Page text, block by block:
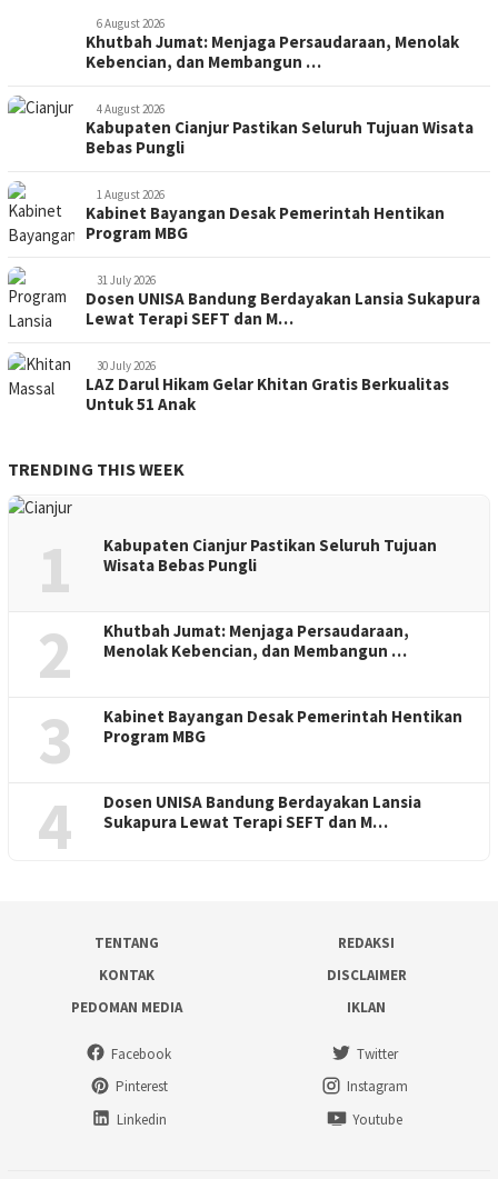
6 August 2026
Khutbah Jumat: Menjaga Persaudaraan, Menolak
Kebencian, dan Membangun …
4 August 2026
Kabupaten Cianjur Pastikan Seluruh Tujuan Wisata
Bebas Pungli
1 August 2026
Kabinet Bayangan Desak Pemerintah Hentikan
Program MBG
31 July 2026
Dosen UNISA Bandung Berdayakan Lansia Sukapura
Lewat Terapi SEFT dan M…
30 July 2026
LAZ Darul Hikam Gelar Khitan Gratis Berkualitas
Untuk 51 Anak
TRENDING THIS WEEK
1
Kabupaten Cianjur Pastikan Seluruh Tujuan
Wisata Bebas Pungli
2
Khutbah Jumat: Menjaga Persaudaraan,
Menolak Kebencian, dan Membangun …
3
Kabinet Bayangan Desak Pemerintah Hentikan
Program MBG
4
Dosen UNISA Bandung Berdayakan Lansia
Sukapura Lewat Terapi SEFT dan M…
TENTANG
REDAKSI
KONTAK
DISCLAIMER
PEDOMAN MEDIA
IKLAN
Facebook
Twitter
Pinterest
Instagram
Linkedin
Youtube